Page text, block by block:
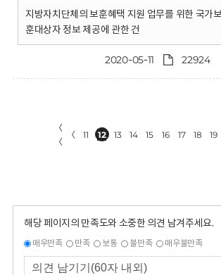
지방자치단체의 보훈혜택 지원 업무를 위한 국가
훈대상자 정보 제공에 관한 건
2020-05-11 22924
〈
〈
〈 11 12 13 14 15 16 17 18 19
해당 페이지의 만족도와 소중한 의견 남겨주세요.
매우만족 만족 보통 불만족 매우불만족